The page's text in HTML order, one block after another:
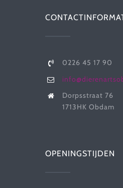
0226 45 17 90
Dorpsstraat 76
1713HK Obdam
OPENINGSTIJDEN